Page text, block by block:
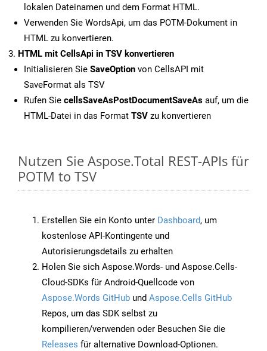
lokalen Dateinamen und dem Format HTML.
Verwenden Sie WordsApi, um das POTM-Dokument in
HTML zu konvertieren.
HTML mit CellsApi in TSV konvertieren
Initialisieren Sie SaveOption von CellsAPI mit
SaveFormat als TSV
Rufen Sie cellsSaveAsPostDocumentSaveAs auf, um die
HTML-Datei in das Format TSV zu konvertieren
Nutzen Sie Aspose.Total REST-APIs für
POTM to TSV
Erstellen Sie ein Konto unter Dashboard, um
kostenlose API-Kontingente und
Autorisierungsdetails zu erhalten
Holen Sie sich Aspose.Words- und Aspose.Cells-
Cloud-SDKs für Android-Quellcode von
Aspose.Words GitHub und Aspose.Cells GitHub
Repos, um das SDK selbst zu
kompilieren/verwenden oder Besuchen Sie die
Releases für alternative Download-Optionen.